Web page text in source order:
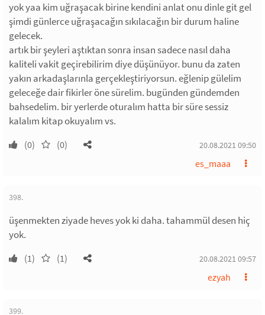
yok yaa kim uğraşacak birine kendini anlat onu dinle git gel
şimdi günlerce uğraşacağın sıkılacağın bir durum haline
gelecek.
artık bir şeyleri aştıktan sonra insan sadece nasıl daha
kaliteli vakit geçirebilirim diye düşünüyor. bunu da zaten
yakın arkadaşlarınla gerçekleştiriyorsun. eğlenip gülelim
geleceğe dair fikirler öne sürelim. bugünden gündemden
bahsedelim. bir yerlerde oturalım hatta bir süre sessiz
kalalım kitap okuyalım vs.
(0) (0) 20.08.2021 09:50
es_maaa
398.
üşenmekten ziyade heves yok ki daha. tahammül desen hiç
yok.
(1) (1) 20.08.2021 09:57
ezyah
399.